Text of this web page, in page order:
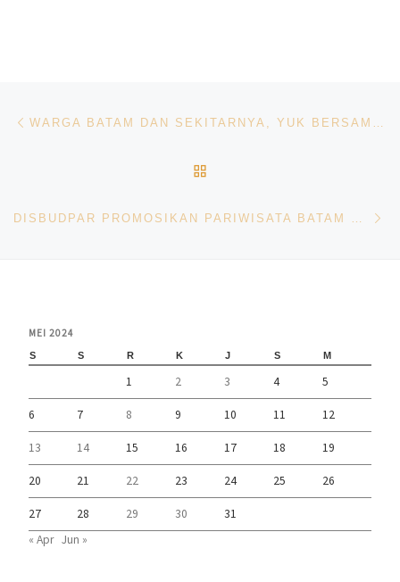
Navigasi pos
MEI 2024
S S R K J S M
1 2 3 4 5
6 7 8 9 10 11 12
13 14 15 16 17 18 19
20 21 22 23 24 25 26
27 28 29 30
31
« Apr Jun »